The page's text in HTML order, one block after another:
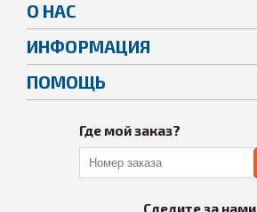
О НАС
ИНФОРМАЦИЯ
ПОМОЩЬ
Где мой заказ?
Следите за нами